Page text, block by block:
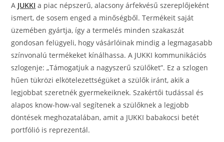
A JUKKI a piac népszerű, alacsony árfekvésű szereplőjeként
ismert, de sosem enged a minőségből. Termékeit saját
üzemében gyártja, így a termelés minden szakaszát
gondosan felügyeli, hogy vásárlóinak mindig a legmagasabb
színvonalú termékeket kínálhassa. A JUKKI kommunikációs
szlogenje: „Támogatjuk a nagyszerű szülőket”. Ez a szlogen
hűen tükrözi elkötelezettségüket a szülők iránt, akik a
legjobbat szeretnék gyermekeiknek. Szakértői tudással és
alapos know-how-val segítenek a szülőknek a legjobb
döntések meghozatalában, amit a JUKKI babakocsi betét
portfólió is reprezentál.